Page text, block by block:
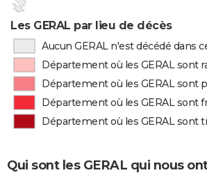
Les GERAL par lieu de décès
Aucun GERAL n'est décédé dans
Département où les GERAL sont
Département où les GERAL sont
Département où les GERAL sont
Département où les GERAL sont
Qui sont les GERAL qui nous